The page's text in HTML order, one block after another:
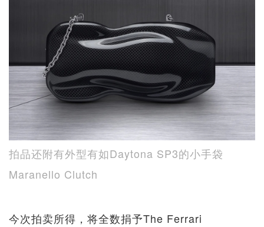
拍品还附有外型有如Daytona SP3的小手袋
Maranello Clutch
今次拍卖所得，将全数捐予The Ferrari